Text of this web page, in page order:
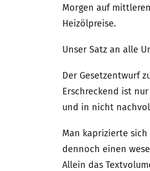
Morgen auf
Heizölpreise.
Unser Satz an alle
Der Gesetzentwurf
Erschreckend ist
und in nicht
Man kaprizierte
dennoch einen
Allein das